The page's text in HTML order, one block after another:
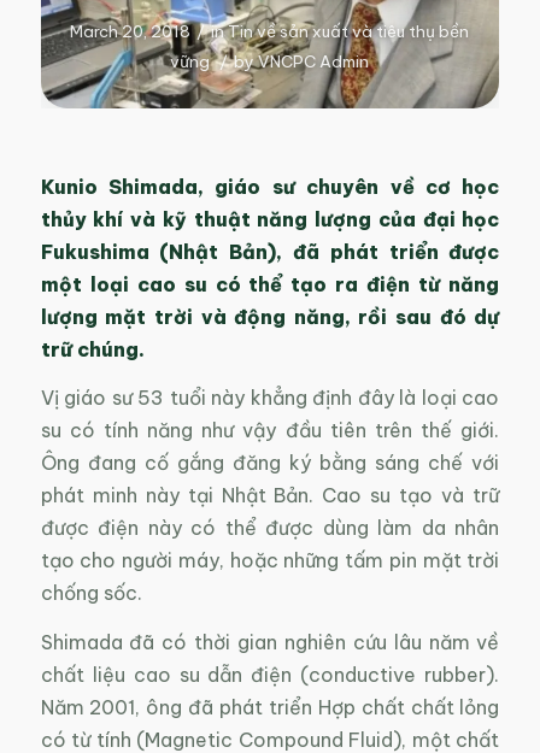
March 20, 2018 / inTin về sản xuất và tiêu thụ bền
vững / byVNCPC Admin
Kunio Shimada, giáo sư chuyên về cơ học
thủy khí và kỹ thuật năng lượng của đại học
Fukushima (Nhật Bản), đã phát triển được
một loại cao su có thể tạo ra điện từ năng
lượng mặt trời và động năng, rồi sau đó dự
trữ chúng.
Vị giáo sư 53 tuổi này khẳng định đây là loại cao
su có tính năng như vậy đầu tiên trên thế giới.
Ông đang cố gắng đăng ký bằng sáng chế với
phát minh này tại Nhật Bản. Cao su tạo và trữ
được điện này có thể được dùng làm da nhân
tạo cho người máy, hoặc những tấm pin mặt trời
chống sốc.
Shimada đã có thời gian nghiên cứu lâu năm về
chất liệu cao su dẫn điện (conductive rubber).
Năm 2001, ông đã phát triển Hợp chất chất lỏng
có từ tính (Magnetic Compound Fluid), một chất